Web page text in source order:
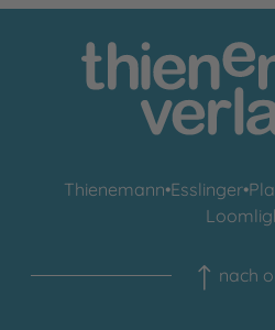
Thienemann•Esslinger•
nach